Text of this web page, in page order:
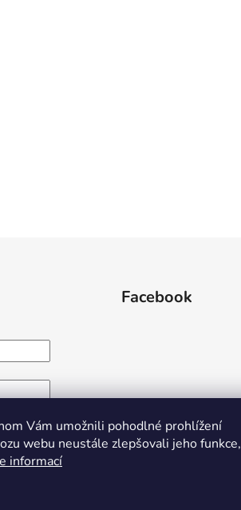
Vám umožnili pohodlné prohlížení
webu neustále zlepšovali jeho funkce,
informacíheslo
Facebook